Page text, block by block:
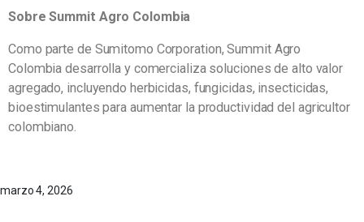
Sobre Summit Agro Colombia
Como parte de Sumitomo Corporation, Summit Agro
Colombia desarrolla y comercializa soluciones de alto valor
agregado, incluyendo herbicidas, fungicidas, insecticidas,
bioestimulantes para aumentar la productividad del agricultor
colombiano.
marzo 4, 2026